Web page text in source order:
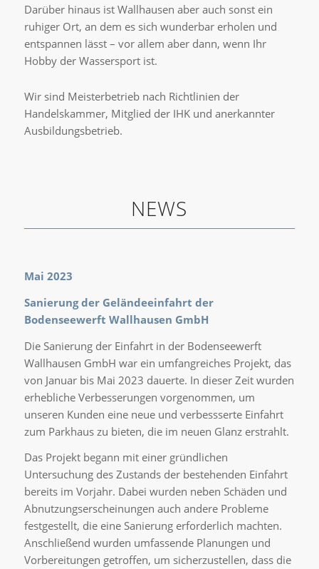
Darüber hinaus ist Wallhausen aber auch sonst ein
ruhiger Ort, an dem es sich wunderbar erholen und
entspannen lässt – vor allem aber dann, wenn Ihr
Hobby der Wassersport ist.
Wir sind Meisterbetrieb nach Richtlinien der
Handelskammer, Mitglied der IHK und anerkannter
Ausbildungsbetrieb.
NEWS
Mai 2023
Sanierung der Geländeeinfahrt der
Bodenseewerft Wallhausen GmbH
Die Sanierung der Einfahrt in der Bodenseewerft
Wallhausen GmbH war ein umfangreiches Projekt, das
von Januar bis Mai 2023 dauerte. In dieser Zeit wurden
erhebliche Verbesserungen vorgenommen, um
unseren Kunden eine neue und verbessserte Einfahrt
zum Parkhaus zu bieten, die im neuen Glanz erstrahlt.
Das Projekt begann mit einer gründlichen
Untersuchung des Zustands der bestehenden Einfahrt
bereits im Vorjahr. Dabei wurden neben Schäden und
Abnutzungserscheinungen auch andere Probleme
festgestellt, die eine Sanierung erforderlich machten.
Anschließend wurden umfassende Planungen und
Vorbereitungen getroffen, um sicherzustellen, dass die